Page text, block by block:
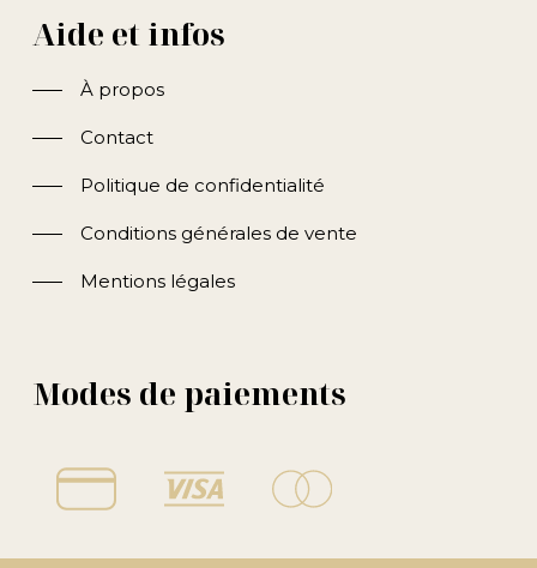
Aide et infos
À propos
Contact
Politique de confidentialité
Conditions générales de vente
Mentions légales
Modes de paiements